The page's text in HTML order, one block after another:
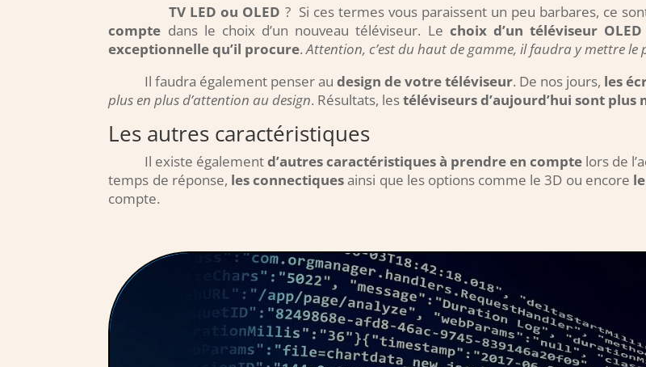
TV LED ou OLED ? Si ces termes vous paraissent un peu barbares, ce
compte dans le choix d’un nouveau téléviseur. Le choix d’un téléviseur OLED
exceptionnelle qu’il procure.Attention, c’est du haut de gamme, il faudra y mettre le
Il faudra également penser audesign de votre téléviseur. De nos jours, les
plus en plus d’attention au design. Résultats, lestéléviseurs d’aujourd’hui sont plus
Les autres caractéristiques
Il existe égalementd’autres caractéristiques à prendre en compte lors de
temps de réponse, les connectiquesainsi que les options comme le 3D ou encore
compte.